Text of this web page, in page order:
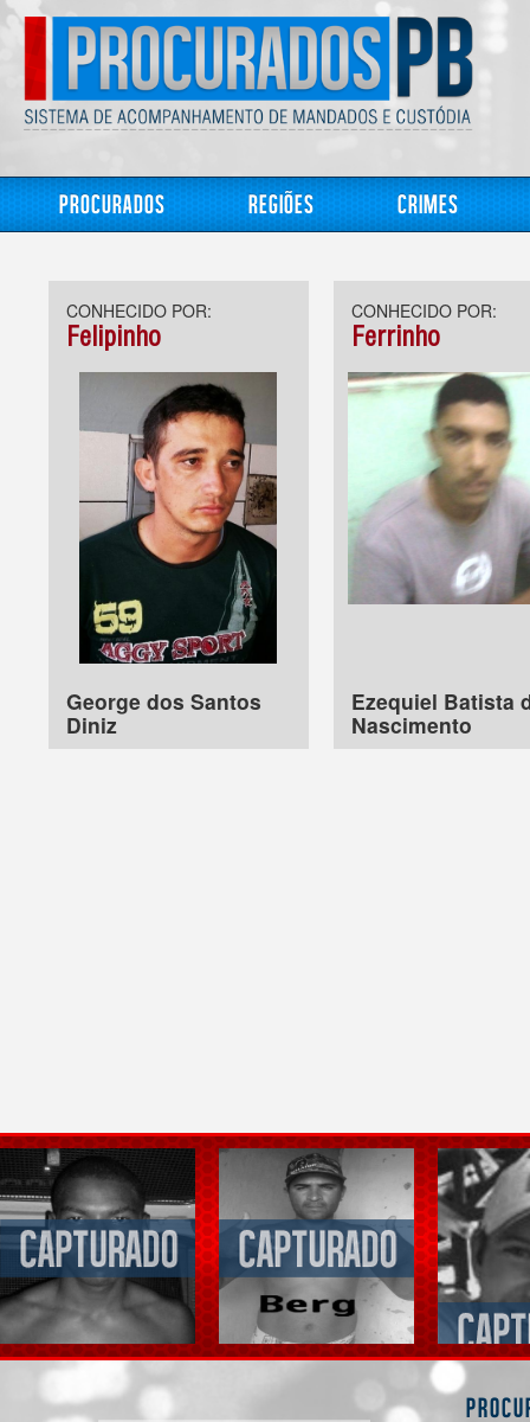
Procurados Regiões Crimes
CONHECIDO POR:
Felipinho
George dos Santos
Diniz
CONHECIDO POR:
Ferrinho
Ezequiel Batista
Nascimento